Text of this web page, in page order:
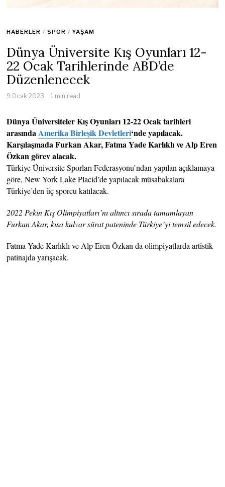
HABERLER / SPOR / YAŞAM
Dünya Üniversite Kış Oyunları 12-
22 Ocak Tarihlerinde ABD’de
Düzenlenecek
9 Ocak 2023 1 min read
Dünya Üniversiteler Kış Oyunları 12-22 Ocak tarihleri ​​
arasındaAmerika Birleşik Devletleri‘nde yapılacak.
Karşılaşmada Furkan Akar, Fatma Yade Karlıklı ve Alp Eren
Özkan görev alacak.
Türkiye Üniversite Sporları Federasyonu’ndan yapılan açıklamaya
göre, New York Lake Placid’de yapılacak müsabakalara
Türkiye’den üç sporcu katılacak.
2022 Pekin Kış Olimpiyatları’nı altıncı sırada tamamlayan
Furkan Akar, kısa kulvar sürat pateninde Türkiye’yi temsil edecek.
Fatma Yade Karlıklı ve Alp Eren Özkan da olimpiyatlarda artistik
patinajda yarışacak.